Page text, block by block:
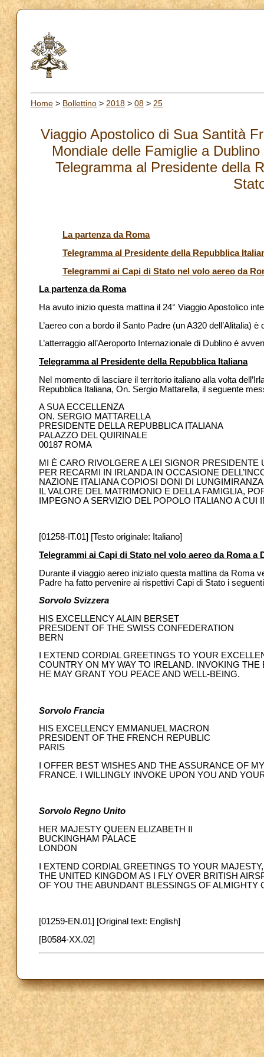
Home > Bollettino > 2018 > 08 > 25
Viaggio Apostolico di Sua Santità
Mondiale delle Famiglie a
Telegramma al Presidente della
La partenza da Roma
Telegramma al Presidente della Repubblica
Telegrammi ai Capi di Stato nel volo aereo da
La partenza da Roma
Ha avuto inizio questa mattina il 24° Viaggio Apostolico
L’aereo con a bordo il Santo Padre (un A320 dell’Alitalia)
L’atterraggio all’Aeroporto Internazionale di Dublino è
Telegramma al Presidente della Repubblica Italiana
Nel momento di lasciare il territorio italiano alla volta
Repubblica Italiana, On. Sergio Mattarella, il seguente
A SUA ECCELLENZA
ON. SERGIO MATTARELLA
PRESIDENTE DELLA REPUBBLICA ITALIANA
PALAZZO DEL QUIRINALE
00187 ROMA
MI È CARO RIVOLGERE A LEI SIGNOR
PER RECARMI IN IRLANDA IN OCCASIONE
NAZIONE ITALIANA COPIOSI DONI DI
IL VALORE DEL MATRIMONIO E DELLA FAMIGLIA,
IMPEGNO A SERVIZIO DEL POPOLO ITALIANO A CUI
[01258-IT.01] [Testo originale: Italiano]
Telegrammi ai Capi di Stato nel volo aereo da Roma a
Durante il viaggio aereo iniziato questa mattina da Roma
Padre ha fatto pervenire ai rispettivi Capi di Stato i
Sorvolo Svizzera
HIS EXCELLENCY ALAIN BERSET
PRESIDENT OF THE SWISS CONFEDERATION
BERN
I EXTEND CORDIAL GREETINGS TO YOUR
COUNTRY ON MY WAY TO IRELAND. INVOKING
HE MAY GRANT YOU PEACE AND WELL-BEING.
Sorvolo Francia
HIS EXCELLENCY EMMANUEL MACRON
PRESIDENT OF THE FRENCH REPUBLIC
PARIS
I OFFER BEST WISHES AND THE ASSURANCE OF
FRANCE. I WILLINGLY INVOKE UPON YOU AND
Sorvolo Regno Unito
HER MAJESTY QUEEN ELIZABETH II
BUCKINGHAM PALACE
LONDON
I EXTEND CORDIAL GREETINGS TO YOUR
THE UNITED KINGDOM AS I FLY OVER BRITISH
OF YOU THE ABUNDANT BLESSINGS OF ALMIGHTY
[01259-EN.01] [Original text: English]
[B0584-XX.02]